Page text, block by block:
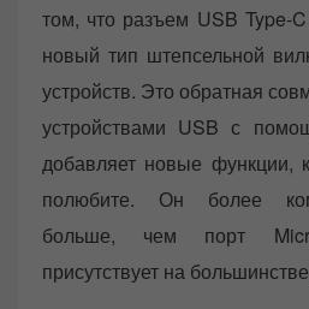
том, что разъем USB Type-
новый тип штепсельной
устройств. Это обратная
устройствами USB с
добавляет новые функции,
полюбите. Он более
больше, чем порт
присутствует на